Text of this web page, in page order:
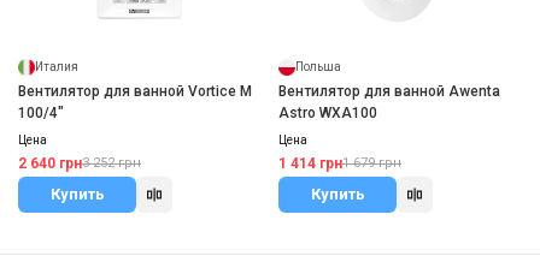
Италия
Вентилятор для ванной Vortice M
100/4"
Цена
2 640 грн3 252 грн
Купить
Польша
Вентилятор для ванной Awenta
Astro WXA100
Цена
1 414 грн1 679 грн
Купить